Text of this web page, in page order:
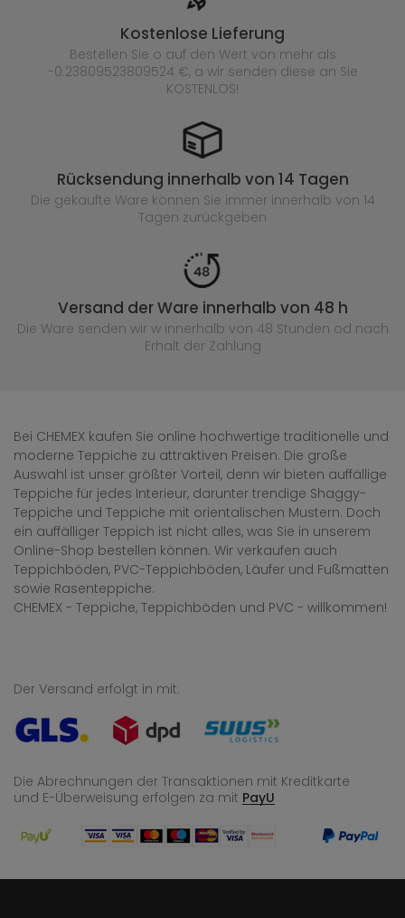
Kostenlose Lieferung
Bestellen Sie o auf den Wert von mehr als
-0.23809523809524 €, a wir senden diese an Sie
KOSTENLOS!
Rücksendung innerhalb von 14 Tagen
Die gekaufte Ware können Sie immer innerhalb von 14
Tagen zurückgeben
Versand der Ware innerhalb von 48 h
Die Ware senden wir w innerhalb von 48 Stunden od nach
Erhalt der Zahlung
Bei CHEMEX kaufen Sie online hochwertige traditionelle und
moderne Teppiche zu attraktiven Preisen. Die große
Auswahl ist unser größter Vorteil, denn wir bieten auffällige
Teppiche für jedes Interieur, darunter trendige Shaggy-
Teppiche und Teppiche mit orientalischen Mustern. Doch
ein auffälliger Teppich ist nicht alles, was Sie in unserem
Online-Shop bestellen können. Wir verkaufen auch
Teppichböden, PVC-Teppichböden, Läufer und Fußmatten
sowie Rasenteppiche.
CHEMEX - Teppiche, Teppichböden und PVC - willkommen!
Der Versand erfolgt in mit:
Die Abrechnungen der Transaktionen mit Kreditkarte
und E-Überweisung erfolgen za mit PayU